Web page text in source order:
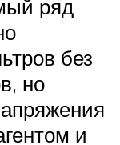
ряд
без
но
и